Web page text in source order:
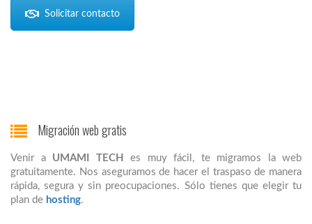
Solicitar contacto
Migración web gratis
Venir a UMAMI TECH
es muy fácil, te migramos la web
gratuitamente. Nos aseguramos de hacer el traspaso de manera
rápida, segura y sin preocupaciones. Sólo tienes que elegir tu
plan de hosting.